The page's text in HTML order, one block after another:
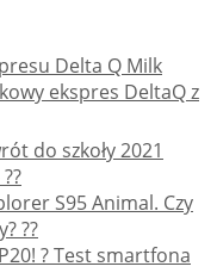
Delta Q Milk
ekspres DeltaQ z
do szkoły 2021
S95 Animal. Czy
??
? Test smartfona